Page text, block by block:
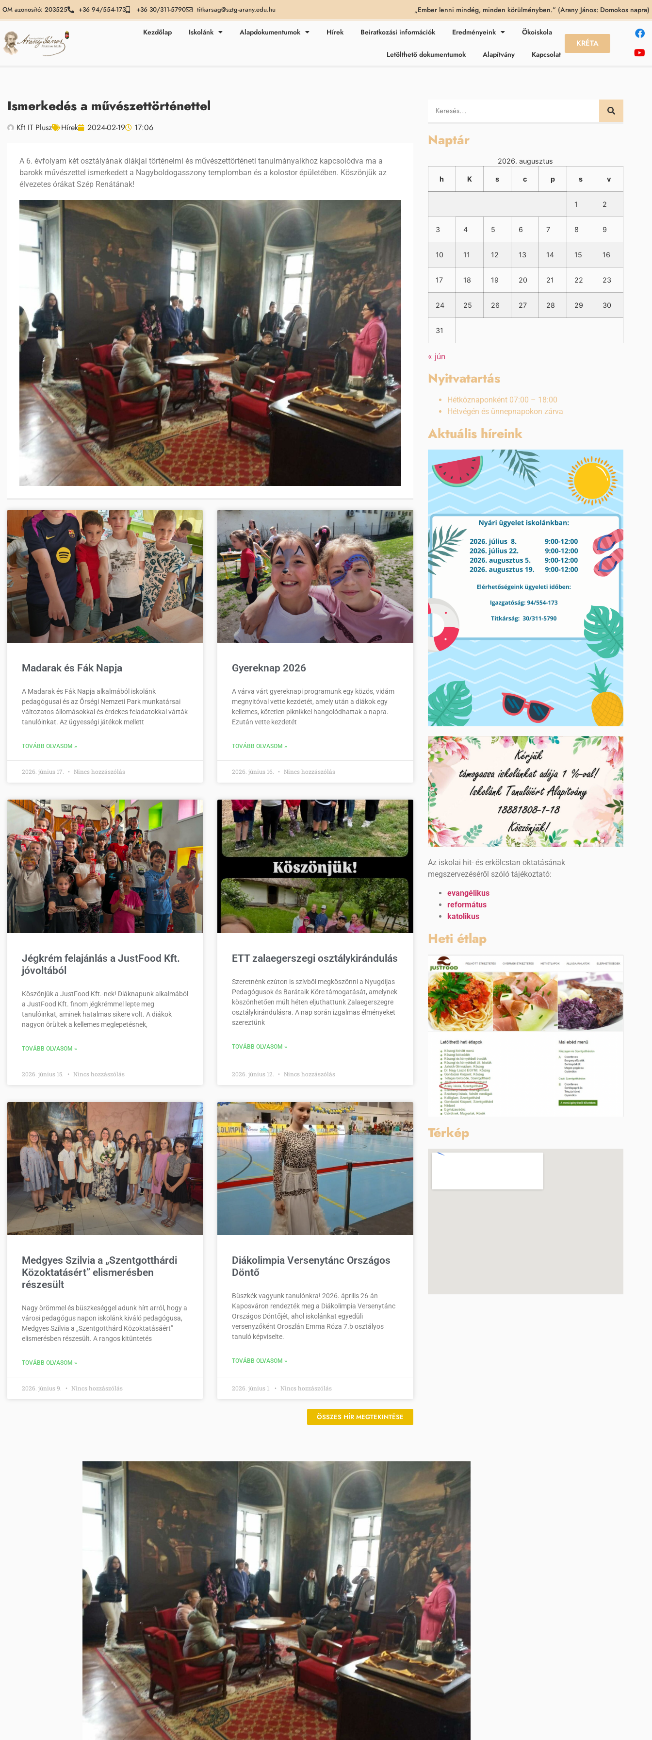
OM azonosító: 203525 +36 94/554-173 +36 30/311-5790 titkarsag@sztg-arany.edu.hu „Ember lenni mindég, minden körülményben.” (Arany János: Domokos napra)
Kezdőlap Iskolánk Alapdokumentumok Hírek Beiratkozási információk Eredményeink Ökoiskola
Letölthető dokumentumok Alapítvány Kapcsolat
KRÉTA
Ismerkedés a művészettörténettel
Kft IT Plusz Hírek 2024-02-19 17:06
A 6. évfolyam két osztályának diákjai történelmi és művészettörténeti tanulmányaikhoz kapcsolódva ma a
barokk művészettel ismerkedett a Nagyboldogasszony templomban és a kolostor épületében. Köszönjük az
élvezetes órákat Szép Renátának!
Madarak és Fák Napja
A Madarak és Fák Napja alkalmából iskolánk
pedagógusai és az Őrségi Nemzeti Park munkatársai
változatos állomásokkal és érdekes feladatokkal várták
tanulóinkat. Az ügyességi játékok mellett
TOVÁBB OLVASOM »
2026. június 17. Nincs hozzászólás
Gyereknap 2026
A várva várt gyereknapi programunk egy közös, vidám
megnyitóval vette kezdetét, amely után a diákok egy
kellemes, kötetlen piknikkel hangolódhattak a napra.
Ezután vette kezdetét
TOVÁBB OLVASOM »
2026. június 16. Nincs hozzászólás
Jégkrém felajánlás a JustFood Kft.
jóvoltából
Köszönjük a JustFood Kft.-nek! Diáknapunk alkalmából
a JustFood Kft. finom jégkrémmel lepte meg
tanulóinkat, aminek hatalmas sikere volt. A diákok
nagyon örültek a kellemes meglepetésnek,
TOVÁBB OLVASOM »
2026. június 15. Nincs hozzászólás
ETT zalaegerszegi osztálykirándulás
Szeretnénk ezúton is szívből megköszönni a Nyugdíjas
Pedagógusok és Barátaik Köre támogatását, amelynek
köszönhetően múlt héten eljuthattunk Zalaegerszegre
osztálykirándulásra. A nap során izgalmas élményeket
szereztünk
TOVÁBB OLVASOM »
2026. június 12. Nincs hozzászólás
Medgyes Szilvia a „Szentgotthárdi
Közoktatásért” elismerésben
részesült
Nagy örömmel és büszkeséggel adunk hírt arról, hogy a
városi pedagógus napon iskolánk kiváló pedagógusa,
Medgyes Szilvia a „Szentgotthárd Közoktatásáért”
elismerésben részesült. A rangos kitüntetés
TOVÁBB OLVASOM »
2026. június 9. Nincs hozzászólás
Diákolimpia Versenytánc Országos
Döntő
Büszkék vagyunk tanulónkra! 2026. április 26-án
Kaposváron rendezték meg a Diákolimpia Versenytánc
Országos Döntőjét, ahol iskolánkat egyedüli
versenyzőként Oroszlán Emma Róza 7.b osztályos
tanuló képviselte.
TOVÁBB OLVASOM »
2026. június 1. Nincs hozzászólás
ÖSSZES HÍR MEGTEKINTÉSE
Naptár
2026. augusztus
h K s c p s v
1 2
3 4 5 6 7 8 9
10 11 12 13 14 15 16
17 18 19 20 21 22 23
24 25 26 27 28 29 30
31
« jún
Nyitvatartás
Hétköznaponként 07:00 – 18:00
Hétvégén és ünnepnapokon zárva
Aktuális híreink
Az iskolai hit- és erkölcstan oktatásának
megszervezéséről szóló tájékoztató:
evangélikus
református
katolikus
Heti étlap
Térkép